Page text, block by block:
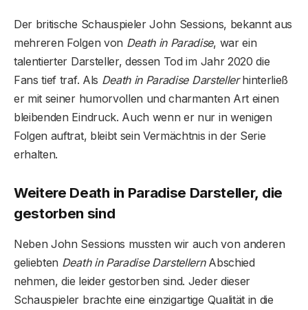
Der britische Schauspieler John Sessions, bekannt aus
mehreren Folgen von Death in Paradise, war ein
talentierter Darsteller, dessen Tod im Jahr 2020 die
Fans tief traf. Als Death in Paradise Darstellerhinterließ
er mit seiner humorvollen und charmanten Art einen
bleibenden Eindruck. Auch wenn er nur in wenigen
Folgen auftrat, bleibt sein Vermächtnis in der Serie
erhalten.
Weitere Death in Paradise Darsteller, die
gestorben sind
Neben John Sessions mussten wir auch von anderen
geliebten Death in Paradise DarstellernAbschied
nehmen, die leider gestorben sind. Jeder dieser
Schauspieler brachte eine einzigartige Qualität in die